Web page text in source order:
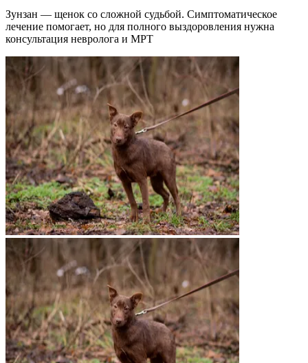
Зунзан — щенок со сложной судьбой. Симптоматическое
лечение помогает, но для полного выздоровления нужна
консультация невролога и МРТ